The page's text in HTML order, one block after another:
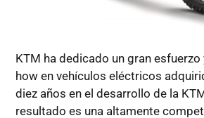
KTM ha dedicado un gran
how en vehículos eléctricos
diez años en el desarrollo de la
resultado es una altamente